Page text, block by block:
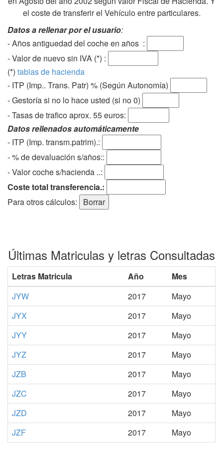
el coste de transferir el Vehículo entre particulares.
Datos a rellenar por el usuario:
- Años antiguedad del coche en años :
- Valor de nuevo sin IVA (*) :
(*) tablas de hacienda
- ITP (Imp.. Trans. Patr) % (Según Autonomía)
- Gestoría si no lo hace usted (si no 0)
-Tasas de trafico aprox. 55 euros:
Datos rellenados automáticamente
- ITP (Imp. transm.patrim).:
- % de devaluación s/años::
- Valor coche s/hacienda ..:
Coste total transferencia.:
Para otros cálculos:
Últimas Matriculas y letras Consultadas
Letras Matricula Año
Mes
JYW
2017
Mayo
JYX
2017
Mayo
JYY
2017
Mayo
JYZ
2017
Mayo
JZB
2017
Mayo
JZC
2017
Mayo
JZD
2017
Mayo
JZF
2017 Mayo